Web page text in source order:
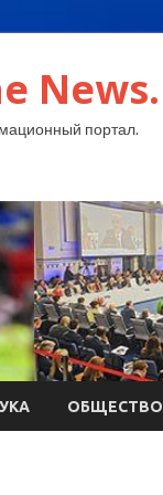
News.
портал.
ОБЩЕСТВО